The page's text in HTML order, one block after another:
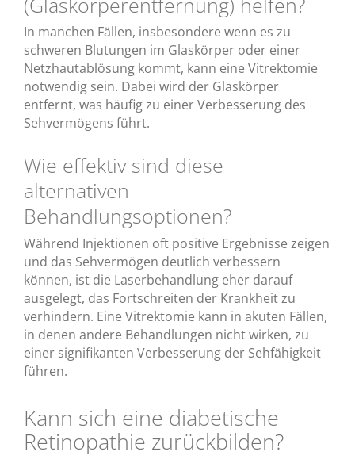
In manchen Fällen, insbesondere wenn es zu
schweren Blutungen im Glaskörper oder einer
Netzhautablösung kommt, kann eine Vitrektomie
notwendig sein. Dabei wird der Glaskörper
entfernt, was häufig zu einer Verbesserung des
Sehvermögens führt.
Wie effektiv sind diese
alternativen
Behandlungsoptionen?
Während Injektionen oft positive Ergebnisse zeigen
und das Sehvermögen deutlich verbessern
können, ist die Laserbehandlung eher darauf
ausgelegt, das Fortschreiten der Krankheit zu
verhindern. Eine Vitrektomie kann in akuten Fällen,
in denen andere Behandlungen nicht wirken, zu
einer signifikanten Verbesserung der Sehfähigkeit
führen.
Kann sich eine diabetische
Retinopathie zurückbilden?